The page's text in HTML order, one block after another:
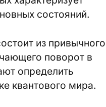
состояний.
из привычного
поворот в
определить
квантового мира.